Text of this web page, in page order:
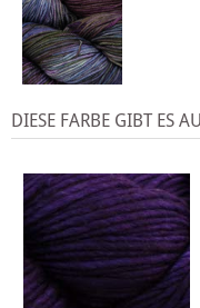
DIESE FARBE GIBT ES